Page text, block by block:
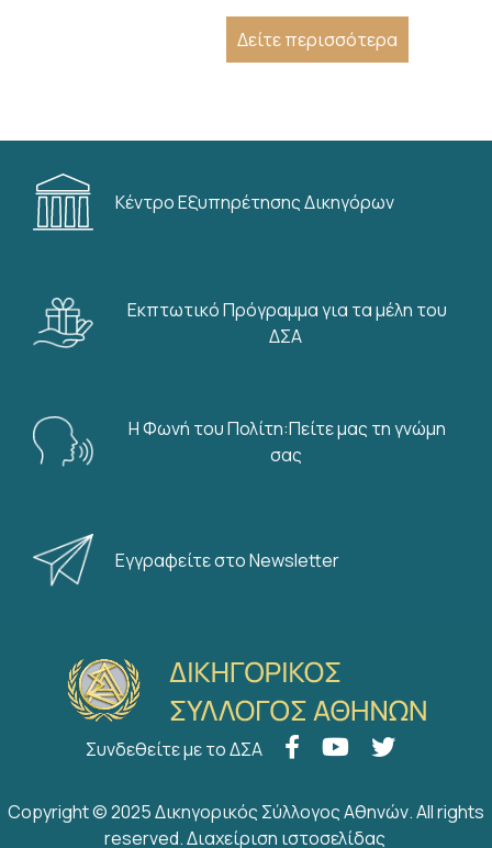
Δείτε περισσότερα
Κέντρο Εξυπηρέτησης Δικηγόρων
Εκπτωτικό Πρόγραμμα για τα μέλη του
ΔΣΑ
Η Φωνή του Πολίτη:Πείτε μας τη γνώμη
σας
Εγγραφείτε στο Newsletter
Συνδεθείτε με το ΔΣΑ
Copyright © 2025 Δικηγορικός Σύλλογος Αθηνών. All rights
reserved.Διαχείριση ιστοσελίδας